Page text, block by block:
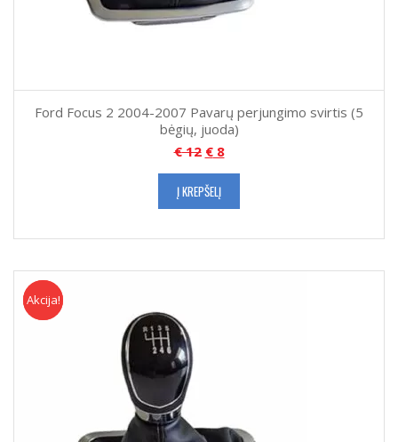
Ford Focus 2 2004-2007 Pavarų perjungimo svirtis (5
bėgių, juoda)
€12 €8
Į KREPŠELĮ
Akcija
Akcija!